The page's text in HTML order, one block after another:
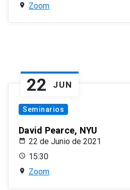
Zoom
22 JUN
Seminarios
David Pearce, NYU
22 de Junio de 2021
15:30
Zoom